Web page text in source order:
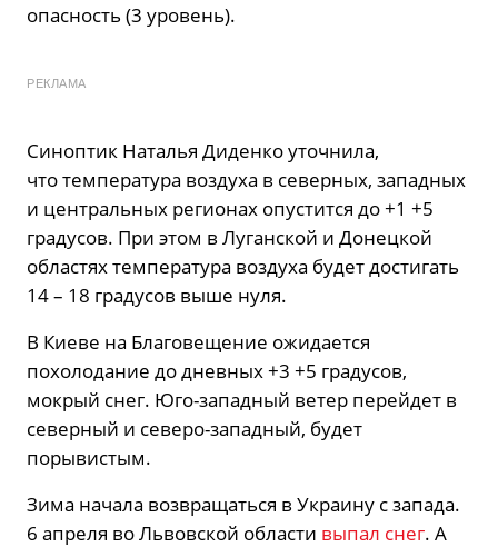
опасность (3 уровень).
РЕКЛАМА
Синоптик Наталья Диденко уточнила,
что температура воздуха в северных, западных
и центральных регионах опустится до +1 +5
градусов. При этом в Луганской и Донецкой
областях температура воздуха будет достигать
14 – 18 градусов выше нуля.
В Киеве на Благовещение ожидается
похолодание до дневных +3 +5 градусов,
мокрый снег. Юго-западный ветер перейдет в
северный и северо-западный, будет
порывистым.
Зима начала возвращаться в Украину с запада.
6 апреля во Львовской области выпал снег. А